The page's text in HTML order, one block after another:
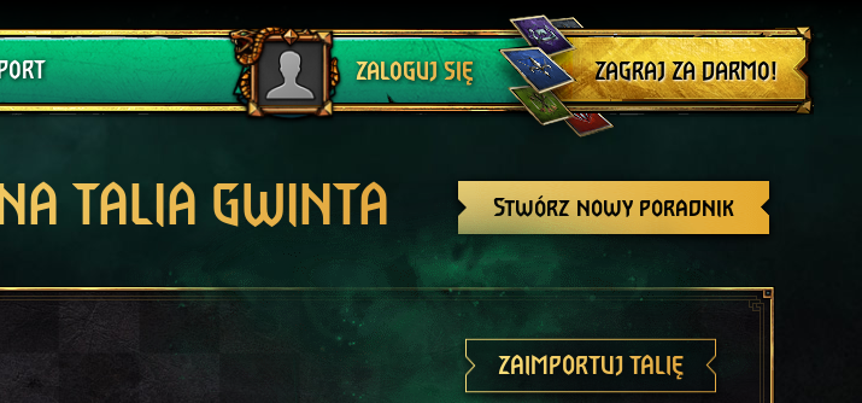
ZALOGUJ SIĘ
Wyloguj się
ZAGRAJ ZA DARMO!
Stwórz nowy poradnik
TALIA GWINTA
ZAIMPORTUJ TALIĘ